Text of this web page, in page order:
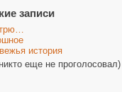
записи
история
еще не проголосовал)